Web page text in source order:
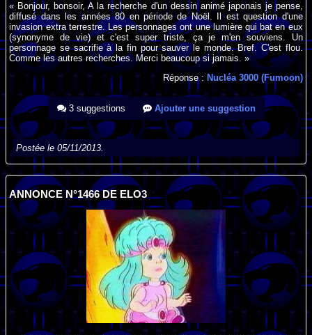
« Bonjour, bonsoir, A la recherche d'un dessin animé japonais je pense,
diffusé dans les années 80 en période de Noël. Il est question d'une
invasion extra terrestre. Les personnages ont une lumière qui bat en eux
(synonyme de vie) et c'est super triste, ça je m'en souviens. Un
personnage se sacrifie à la fin pour sauver le monde. Bref. C'est flou.
Comme les autres recherches. Merci beaucoup si jamais. »
Réponse : Nucléa 3000 (Fumoon)
3 suggestions Ajouter une suggestion
Postée le 05/11/2013.
ANNONCE N°1466 DE ELO3